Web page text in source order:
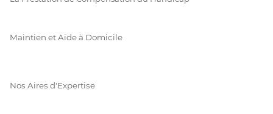
Maintien et Aide à Domicile
Nos Aires d'Expertise